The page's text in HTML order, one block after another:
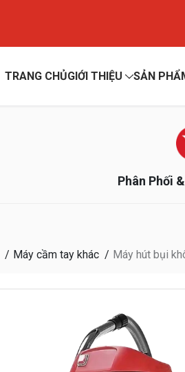
TRANG CHỦGIỚI THIỆU SẢN
Phân Phối
Máy cầm tay khác Máy hút bụi